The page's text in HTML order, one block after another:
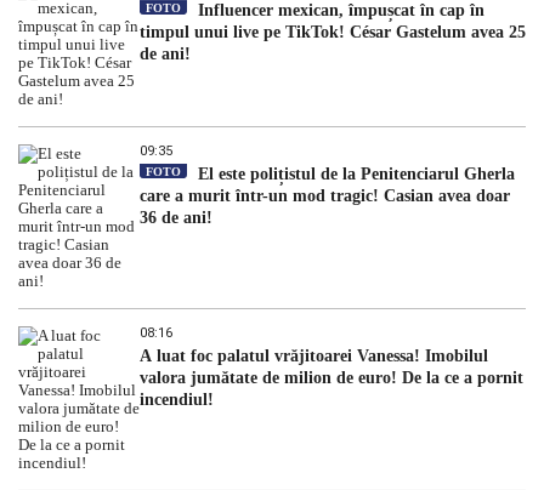
FOTO
Influencer mexican, împușcat în cap în
timpul unui live pe TikTok! César Gastelum avea 25
de ani!
09:35
FOTO
El este polițistul de la Penitenciarul Gherla
care a murit într-un mod tragic! Casian avea doar
36 de ani!
08:16
A luat foc palatul vrăjitoarei Vanessa! Imobilul
valora jumătate de milion de euro! De la ce a pornit
incendiul!